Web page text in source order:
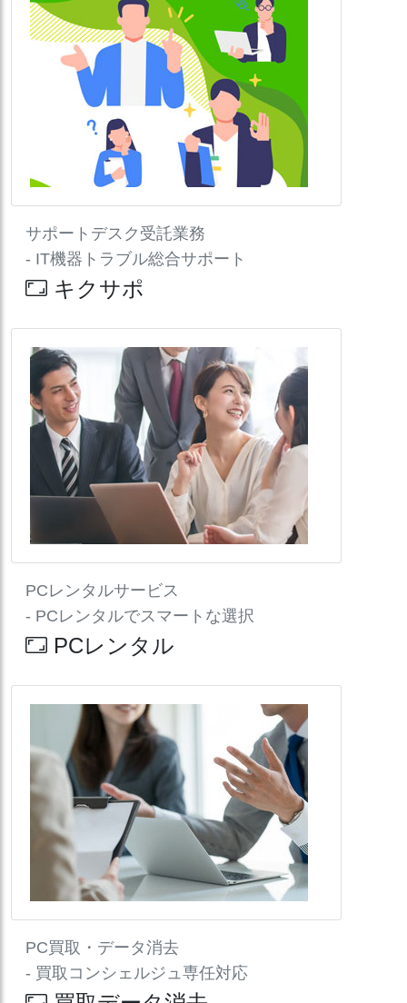
サポートデスク受託業務
- IT機器トラブル総合サポート
キクサポ
PCレンタルサービス
- PCレンタルでスマートな選択
PCレンタル
PC買取・データ消去
- 買取コンシェルジュ専任対応